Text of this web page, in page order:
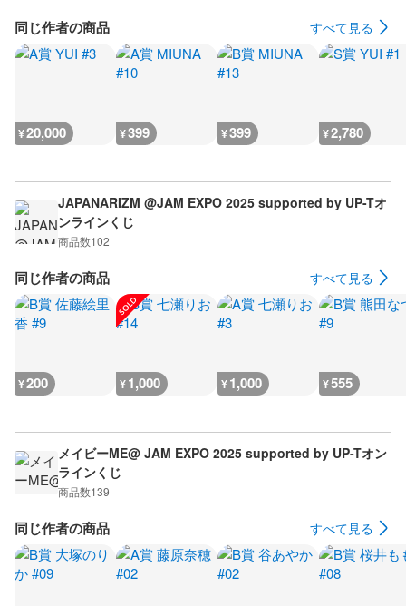
同じ作者の商品 すべて見る
¥20,000 ¥399 ¥399 ¥2,780
JAPANARIZM @JAM EXPO 2025 supported by UP-Tオ
ンラインくじ
商品数102
同じ作者の商品 すべて見る
¥200 ¥1,000 ¥1,000 ¥555
メイビーME@ JAM EXPO 2025 supported by UP-Tオン
ラインくじ
商品数139
同じ作者の商品 すべて見る